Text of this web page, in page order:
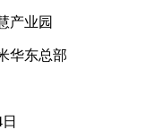
产业园
华东总部